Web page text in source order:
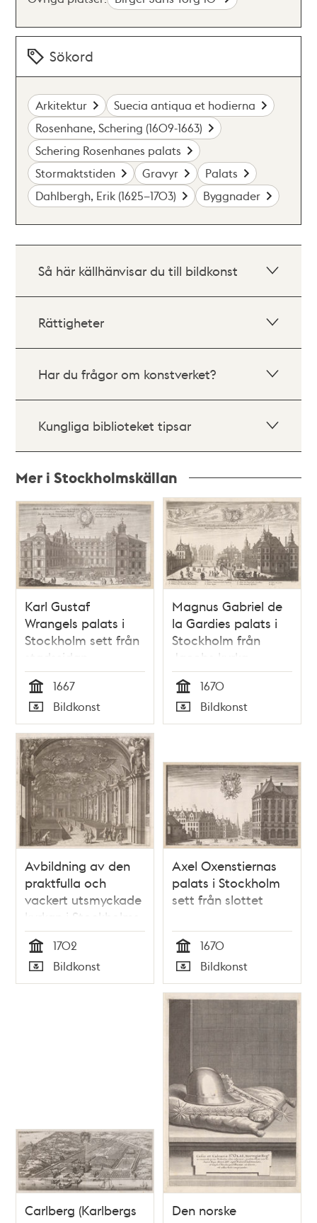
Sökord
Arkitektur
Suecia antiqua et hodierna
Rosenhane, Schering (1609-1663)
Schering Rosenhanes palats
Stormaktstiden
Gravyr
Palats
Dahlbergh, Erik (1625–1703)
Byggnader
Så här källhänvisar du till bildkonst
Rättigheter
Har du frågor om konstverket?
Kungliga biblioteket tipsar
Mer i Stockholmskällan
Relaterade
poster
och
teman
Karl Gustaf
Wrangels palats i
Stockholm sett från
stadssidan
Tid
1667
Typ
Bildkonst
Magnus Gabriel de
la Gardies palats i
Stockholm från
Jacobs kyrka
Tid
1670
Typ
Bildkonst
Avbildning av den
praktfulla och
vackert utsmyckade
kyrkan i Stockholms
slott
Tid
1702
Typ
Bildkonst
Axel Oxenstiernas
palats i Stockholm
sett från slottet
Tid
1670
Typ
Bildkonst
Carlberg (Karlbergs
Den norske